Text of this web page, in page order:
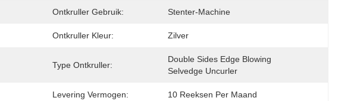
Ontkruller Gebruik: Stenter-Machine
Ontkruller Kleur: Zilver
Type Ontkruller:
Double Sides Edge Blowing
Selvedge Uncurler
Levering Vermogen: 10 Reeksen Per Maand